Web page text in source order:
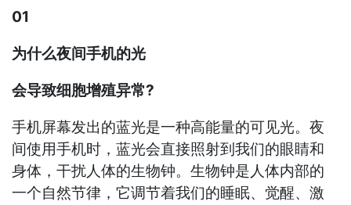
01
为什么夜间手机的光
会导致细胞增殖异常?
手机屏幕发出的蓝光是一种高能量的可见光。夜
间使用手机时，蓝光会直接照射到我们的眼睛和
身体，干扰人体的生物钟。生物钟是人体内部的
一个自然节律，它调节着我们的睡眠、觉醒、激